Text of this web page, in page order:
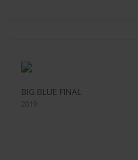
BIG BLUE FINAL
2019